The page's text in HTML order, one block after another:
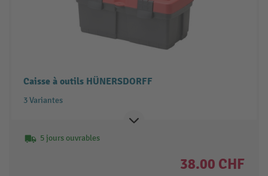
Caisse à outils HÜNERSDORFF
3 Variantes
5 jours ouvrables
38.00 CHF